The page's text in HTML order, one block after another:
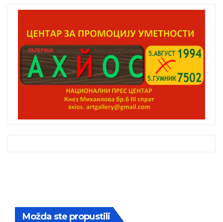
Možda ste propustili